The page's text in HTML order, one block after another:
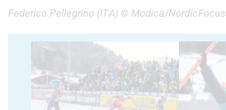
Federico Pellegrino (ITA) © Modica/NordicFocus